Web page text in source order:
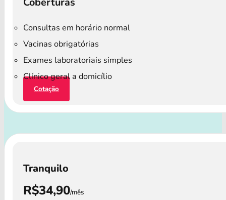
Consultas em horário normal
Vacinas obrigatórias
Exames laboratoriais simples
Clínico geral a domicílio
Cotação
Tranquilo
R$34,90/mês